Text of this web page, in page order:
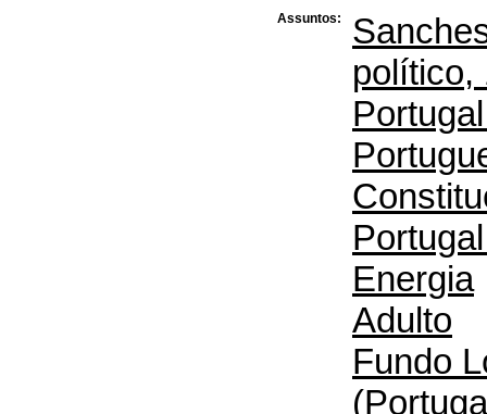
Assuntos:
político,
Energia
Adulto
Fundo